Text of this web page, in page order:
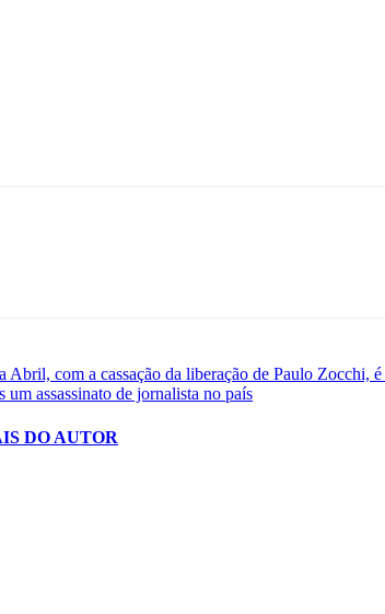
Abril, com a cassação da liberação de Paulo Zocchi,
assassinato de jornalista no país
DO AUTOR